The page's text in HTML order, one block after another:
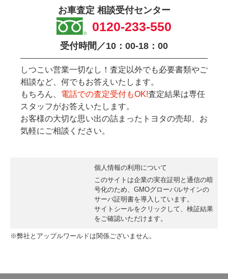
お車査定 相談受付センター
0120-233-550
受付時間／10：00-18：00
しつこい営業一切なし！査定以外でも必要書類やご
相談など、何でもお答えいたします。
もちろん、 電話での査定受付もOK!査定結果は専任
スタッフがお答えいたします。
お客様の大切な思い出の詰まったトヨタの売却、お
気軽にご相談ください。
個人情報の利用について
このサイトは企業の実在証明と通信の暗
号化のため、GMOグローバルサインの
サーバ証明書を導入しています。
サイトシールをクリックして、検証結果
をご確認いただけます。
※弊社とアップルワールドは関係ございません。